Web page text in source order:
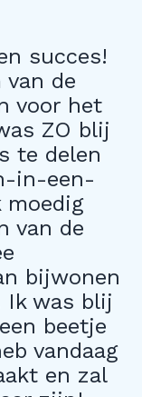
succes!
van de
voor het
ZO blij
te delen
in-een-
moedig
van de
bijwonen
Ik was blij
beetje
vandaag
en zal